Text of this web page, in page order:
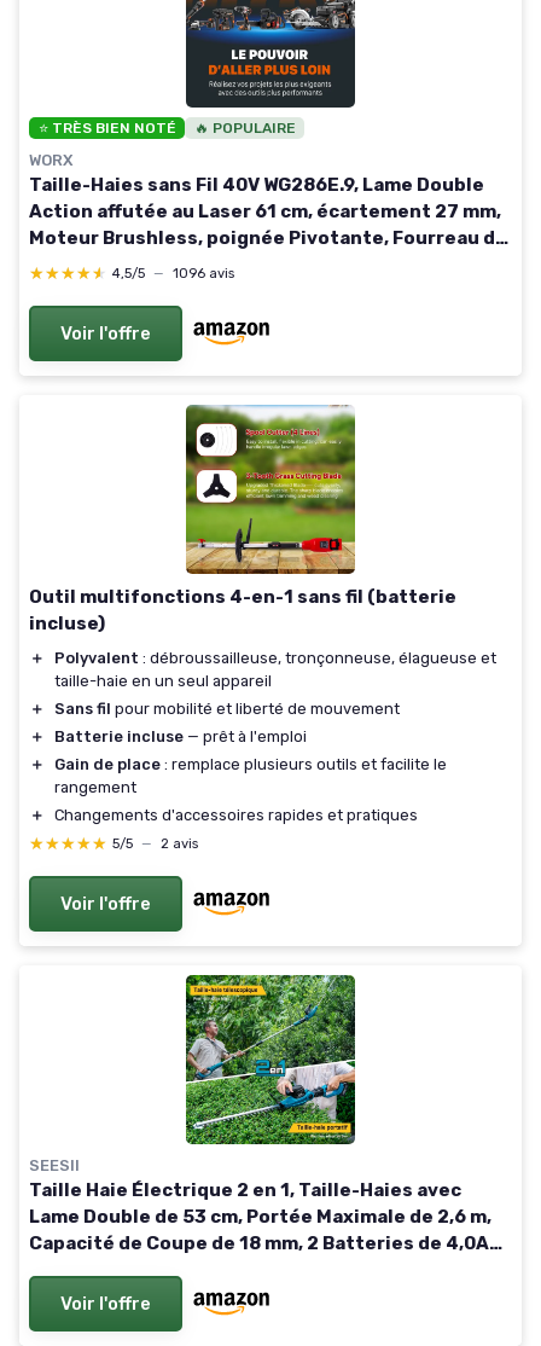
⭐ TRÈS BIEN NOTÉ 🔥 POPULAIRE
WORX
Taille-Haies sans Fil 40V WG286E.9, Lame Double
Action affutée au Laser 61 cm, écartement 27 mm,
Moteur Brushless, poignée Pivotante, Fourreau de
Protection, livré sans Batterie Large Lame de 61cm
★★★★★
★★★★★ 4,5/5 — 1096 avis
Voir l'offre
Outil multifonctions 4-en-1 sans fil (batterie
incluse)
＋ Polyvalent : débroussailleuse, tronçonneuse, élagueuse et
taille-haie en un seul appareil
＋
Sans fil pour mobilité et liberté de mouvement
＋
Batterie incluse — prêt à l'emploi
＋
Gain de place : remplace plusieurs outils et facilite le
rangement
＋
Changements d'accessoires rapides et pratiques
★★★★★
★★★★★ 5/5 — 2 avis
Voir l'offre
SEESII
Taille Haie Électrique 2 en 1, Taille-Haies avec
Lame Double de 53 cm, Portée Maximale de 2,6 m,
Capacité de Coupe de 18 mm, 2 Batteries de 4,0Ah,
Voir l'offre